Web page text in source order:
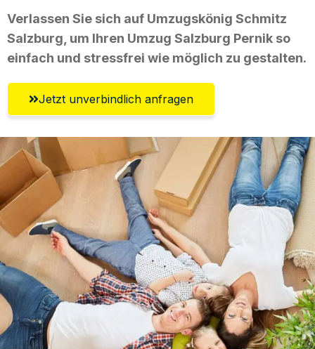
Verlassen Sie sich auf Umzugskönig Schmitz
Salzburg, um Ihren Umzug Salzburg Pernik so
einfach und stressfrei wie möglich zu gestalten.
Jetzt unverbindlich anfragen